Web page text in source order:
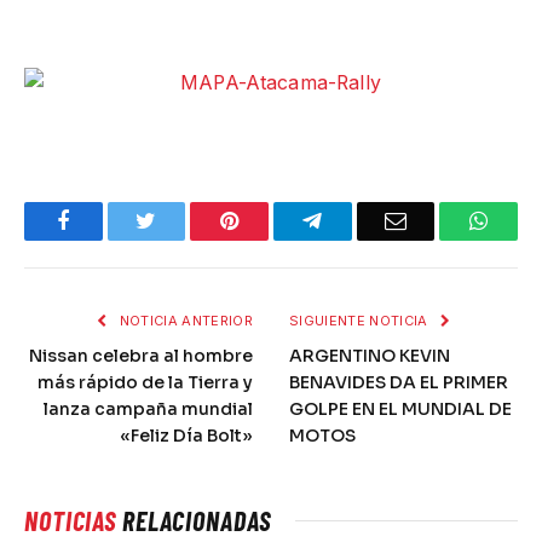
más rápido de la Tierra y
BENAVIDES DA EL PRIMER
NOTICIAS RELACIONADAS